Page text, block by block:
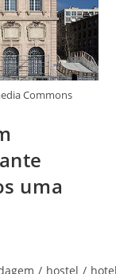
Commons
uma
/ hostel /